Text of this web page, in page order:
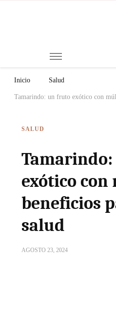
Inicio Salud
Tamarindo: un fruto exótico con
SALUD
exótico
beneficios
salud
AGOSTO 23, 2024